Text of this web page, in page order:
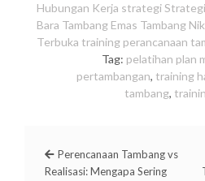
Hubungan Kerja strategi
Bara Tambang Emas Tambang
Terbuka training perancanaan
Tag: pelatihan plan
pertambangan, training
tambang,
Perencanaan Tambang vs
Realisasi: Mengapa Sering